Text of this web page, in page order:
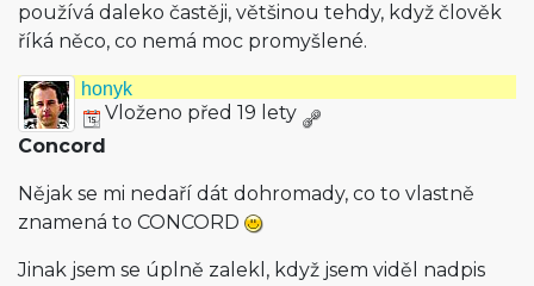
používá daleko častěji, většinou tehdy, když člověk
říká něco, co nemá moc promyšlené.
honyk
Vloženo před 19 lety
Concord
Nějak se mi nedaří dát dohromady, co to vlastně
znamená to CONCORD
Jinak jsem se úplně zalekl, když jsem viděl nadpis